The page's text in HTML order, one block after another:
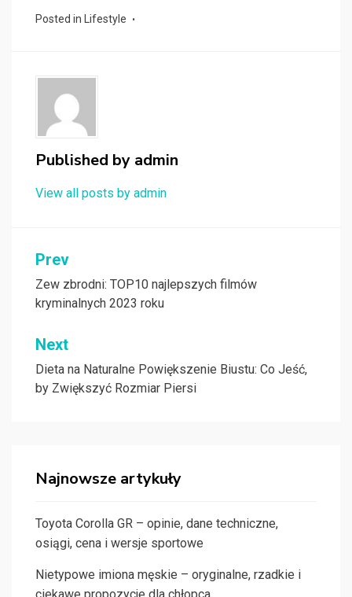
Posted in Lifestyle
Published by admin
View all posts by admin
Nawigacja
wpisu
Prev
Zew zbrodni: TOP10 najlepszych filmów
kryminalnych 2023 roku
Next
Dieta na Naturalne Powiększenie Biustu: Co Jeść,
by Zwiększyć Rozmiar Piersi
Najnowsze artykuły
Toyota Corolla GR – opinie, dane techniczne,
osiągi, cena i wersje sportowe
Nietypowe imiona męskie – oryginalne, rzadkie i